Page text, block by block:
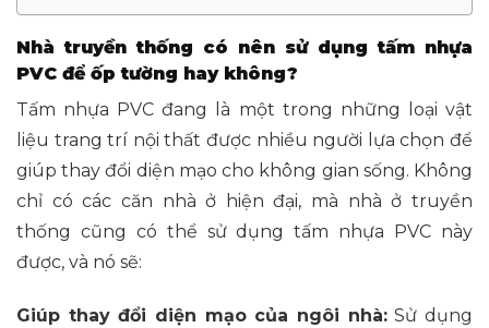
Nhà truyền thống có nên sử dụng tấm nhựa
PVC để ốp tường hay không?
Tấm nhựa PVC đang là một trong những loại vật
liệu trang trí nội thất được nhiều người lựa chọn để
giúp thay đổi diện mạo cho không gian sống. Không
chỉ có các căn nhà ở hiện đại, mà nhà ở truyền
thống cũng có thể sử dụng tấm nhựa PVC này
được, và nó sẽ:
Giúp thay đổi diện mạo của ngôi nhà:Sử dụng